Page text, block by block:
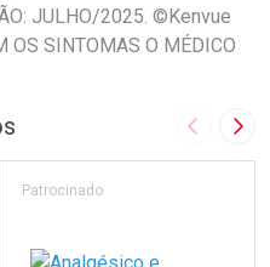
JULHO/2025. ©Kenvue
OS SINTOMAS O MÉDICO
Imagem
Patrocinado